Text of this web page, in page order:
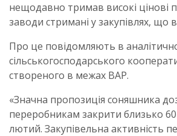
нещодавно тримав високі цінові
заводи стримані у закупівлях, що
Про це повідомляють в
сільськогосподарського
створеного в межах ВАР.
«Значна пропозиція соняшника
переробникам закрити близько
лютий. Закупівельна активність